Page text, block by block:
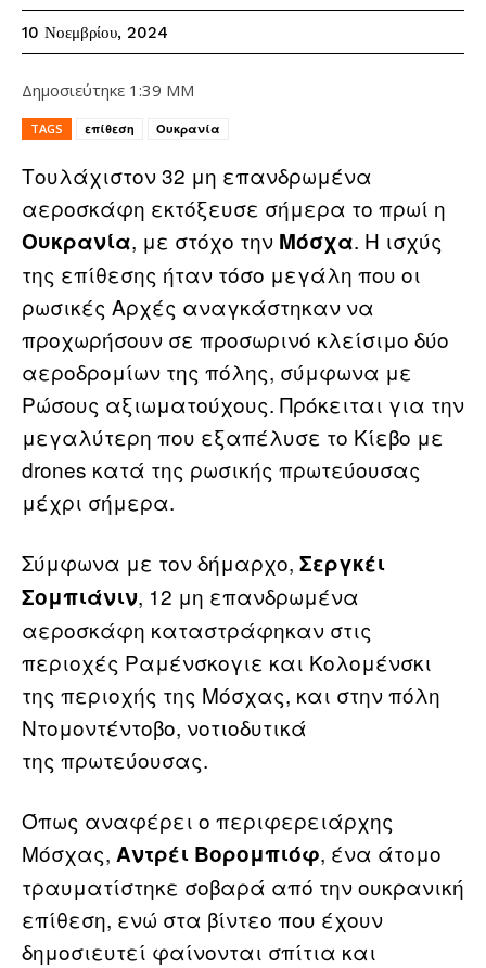
10 Νοεμβρίου, 2024
Δημοσιεύτηκε 1:39 ΜΜ
TAGS επίθεση Ουκρανία
Τουλάχιστον 32 μη επανδρωμένα
αεροσκάφη εκτόξευσε σήμερα το πρωί η
Ουκρανία, με στόχο την Μόσχα. Η ισχύς
της επίθεσης ήταν τόσο μεγάλη που οι
ρωσικές Αρχές αναγκάστηκαν να
προχωρήσουν σε προσωρινό κλείσιμο δύο
αεροδρομίων της πόλης, σύμφωνα με
Ρώσους αξιωματούχους. Πρόκειται για την
μεγαλύτερη που εξαπέλυσε το Κίεβο με
drones κατά της ρωσικής πρωτεύουσας
μέχρι σήμερα.
Σύμφωνα με τον δήμαρχο, Σεργκέι
Σομπιάνιν, 12 μη επανδρωμένα
αεροσκάφη καταστράφηκαν στις
περιοχές Ραμένσκογιε και Κολομένσκι
της περιοχής της Μόσχας, και στην πόλη
Ντομοντέντοβο, νοτιοδυτικά
της πρωτεύουσας.
Όπως αναφέρει ο περιφερειάρχης
Μόσχας, Αντρέι Βορομπιόφ, ένα άτομο
τραυματίστηκε σοβαρά από την ουκρανική
επίθεση, ενώ στα βίντεο που έχουν
δημοσιευτεί φαίνονται σπίτια και